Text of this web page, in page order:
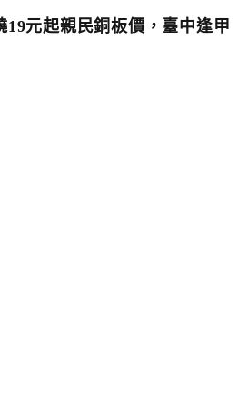
19元起親民銅板價，臺中逢甲